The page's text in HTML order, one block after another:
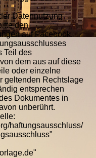
Datennutzung
den
auf Facebook.
Teil des
dem aus auf diese
oder einzelne
geltenden Rechtslage
entsprechen
Dokumentes in
unberührt.
haftungsausschluss/